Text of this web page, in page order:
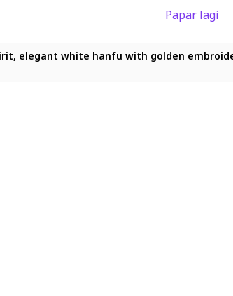
Papar lagi
elegant white hanfu with golden